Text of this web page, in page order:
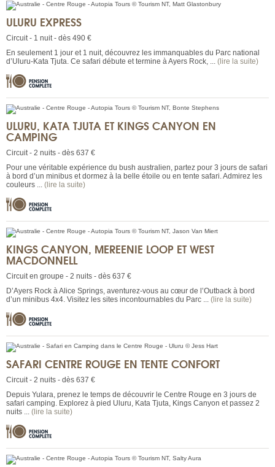
ULURU EXPRESS
Circuit - 1 nuit - dès 490 €
En seulement 1 jour et 1 nuit, découvrez les immanquables du Parc national
d’Uluru-Kata Tjuta. Ce safari débute et termine à Ayers Rock, ... (lire la suite)
ULURU, KATA TJUTA ET KINGS CANYON EN
CAMPING
Circuit - 2 nuits - dès 637 €
Pour une véritable expérience du bush australien, partez pour 3 jours de safari
à bord d’un minibus et dormez à la belle étoile ou en tente safari. Admirez les
couleurs ... (lire la suite)
KINGS CANYON, MEREENIE LOOP ET WEST
MACDONNELL
Circuit en groupe - 2 nuits - dès 637 €
D’Ayers Rock à Alice Springs, aventurez-vous au cœur de l’Outback à bord
d’un minibus 4x4. Visitez les sites incontournables du Parc ... (lire la suite)
SAFARI CENTRE ROUGE EN TENTE CONFORT
Circuit - 2 nuits - dès 637 €
Depuis Yulara, prenez le temps de découvrir le Centre Rouge en 3 jours de
safari camping. Explorez à pied Uluru, Kata Tjuta, Kings Canyon et passez 2
nuits ... (lire la suite)